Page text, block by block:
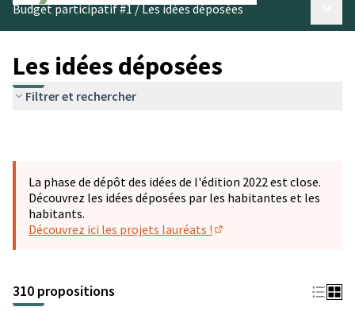
Budget participatif #1/Les idées déposées
Les idées déposées
Filtrer et rechercher
La phase de dépôt des idées de l'édition 2022 est close.
Découvrez les idées déposées par les habitantes et les
habitants.
Découvrez ici les projets lauréats !
310 propositions